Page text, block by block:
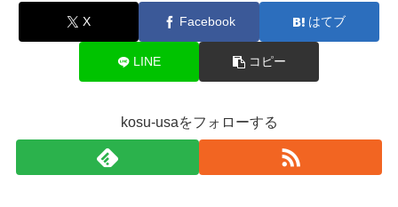
X Facebook はてブ
LINE コピー
kosu-usaをフォローする